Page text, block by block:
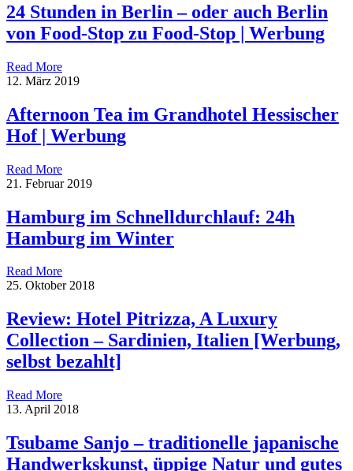
24 Stunden in Berlin – oder auch Berlin
von Food-Stop zu Food-Stop | Werbung
Read More
12. März 2019
Afternoon Tea im Grandhotel Hessischer
Hof | Werbung
Read More
21. Februar 2019
Hamburg im Schnelldurchlauf: 24h
Hamburg im Winter
Read More
25. Oktober 2018
Review: Hotel Pitrizza, A Luxury
Collection – Sardinien, Italien [Werbung,
selbst bezahlt]
Read More
13. April 2018
Tsubame Sanjo – traditionelle japanische
Handwerkskunst, üppige Natur und gutes